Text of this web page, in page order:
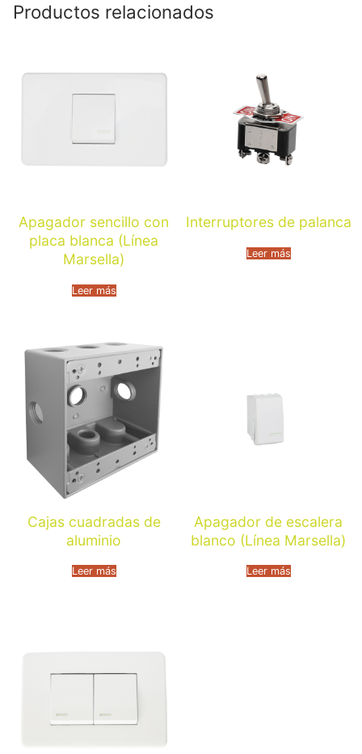
Productos relacionados
Apagador sencillo con
placa blanca (Línea
Marsella)
Leer más
Interruptores de palanca
Leer más
Cajas cuadradas de
aluminio
Leer más
Apagador de escalera
blanco (Línea Marsella)
Leer más